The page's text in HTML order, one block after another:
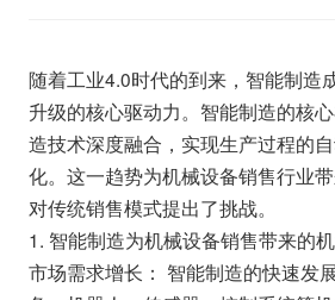
随着工业4.0时代的到来，智能制造
升级的核心驱动力。智能制造的核
造技术深度融合，实现生产过程的
化。这一趋势为机械设备销售行业
对传统销售模式提出了挑战。
1. 智能制造为机械设备销售带来的机
市场需求增长： 智能制造的快速发